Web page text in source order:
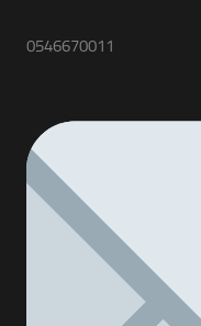
0546670011